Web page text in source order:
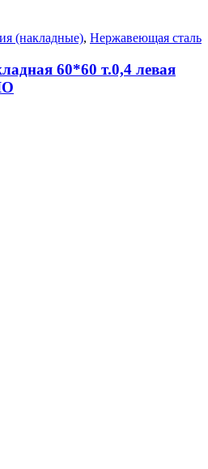
(накладные), Нержавеющая сталь
60*60 т.0,4 левая